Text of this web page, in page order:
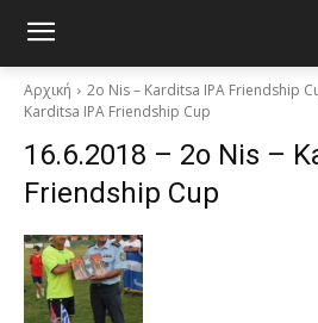
Αρχική 2ο Nis – Karditsa IPA Friendship
Karditsa IPA Friendship Cup
16.6.2018 – 2ο Nis –
Friendship Cup